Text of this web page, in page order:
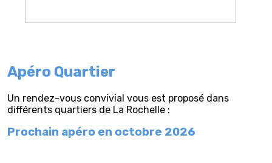
Apéro Quartier
Un rendez-vous convivial vous est proposé dans
différents quartiers de La Rochelle :
Prochain apéro en octobre 2026